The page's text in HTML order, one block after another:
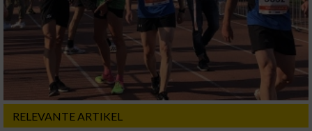
RELEVANTE ARTIKEL